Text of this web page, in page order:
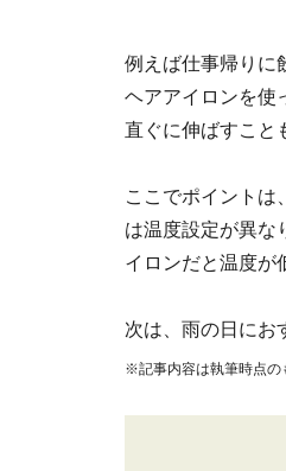
例えば仕事帰りに
ヘアアイロンを使
直ぐに伸ばすこと
ここでポイントは
は温度設定が異な
イロンだと温度が
次は、雨の日にお
※記事内容は執筆時点の